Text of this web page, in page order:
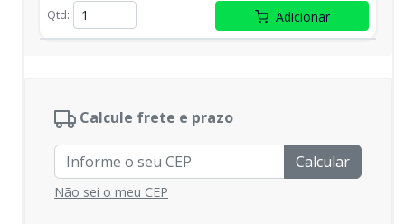
Qtd: Adicionar
Calcule frete e prazo
Calcular
Não sei o meu CEP